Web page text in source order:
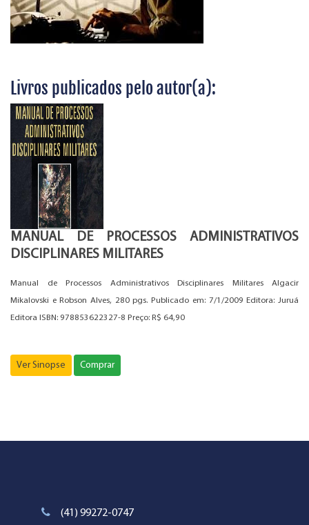
Livros publicados pelo autor(a):
MANUAL DE PROCESSOS ADMINISTRATIVOS
DISCIPLINARES MILITARES
Manual de Processos Administrativos Disciplinares Militares Algacir
Mikalovski e Robson Alves, 280 pgs. Publicado em: 7/1/2009 Editora: Juruá
Editora ISBN: 978853622327-8 Preço: R$ 64,90
Ver Sinopse Comprar
(41) 99272-0747